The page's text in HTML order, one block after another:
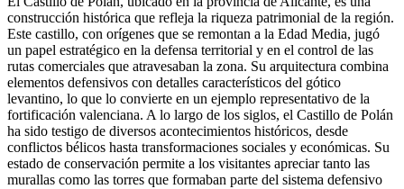
construcción histórica que refleja la riqueza patrimonial de la región.
Este castillo, con orígenes que se remontan a la Edad Media, jugó
un papel estratégico en la defensa territorial y en el control de las
rutas comerciales que atravesaban la zona. Su arquitectura combina
elementos defensivos con detalles característicos del gótico
levantino, lo que lo convierte en un ejemplo representativo de la
fortificación valenciana. A lo largo de los siglos, el Castillo de Polán
ha sido testigo de diversos acontecimientos históricos, desde
conflictos bélicos hasta transformaciones sociales y económicas. Su
estado de conservación permite a los visitantes apreciar tanto las
murallas como las torres que formaban parte del sistema defensivo